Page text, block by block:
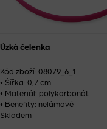
Úzká čelenka
Kód zboží: 08079_6_1
• Šířka: 0,7 cm
• Materiál: polykarbonát
• Benefity: nelámavé
Skladem